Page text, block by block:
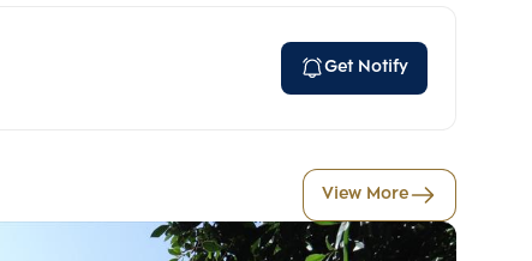
Get Notify
View More